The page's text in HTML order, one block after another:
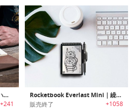
Cedar｜文房具も入れられるハンドメイドレザージャーナル/プランナーカバー「シーダー」
+241
Rocketbook Everlast Mini｜繰り返し使用可能なポケットサイズスマートノートブック「エバーラストミニ」
販売終了 +1058